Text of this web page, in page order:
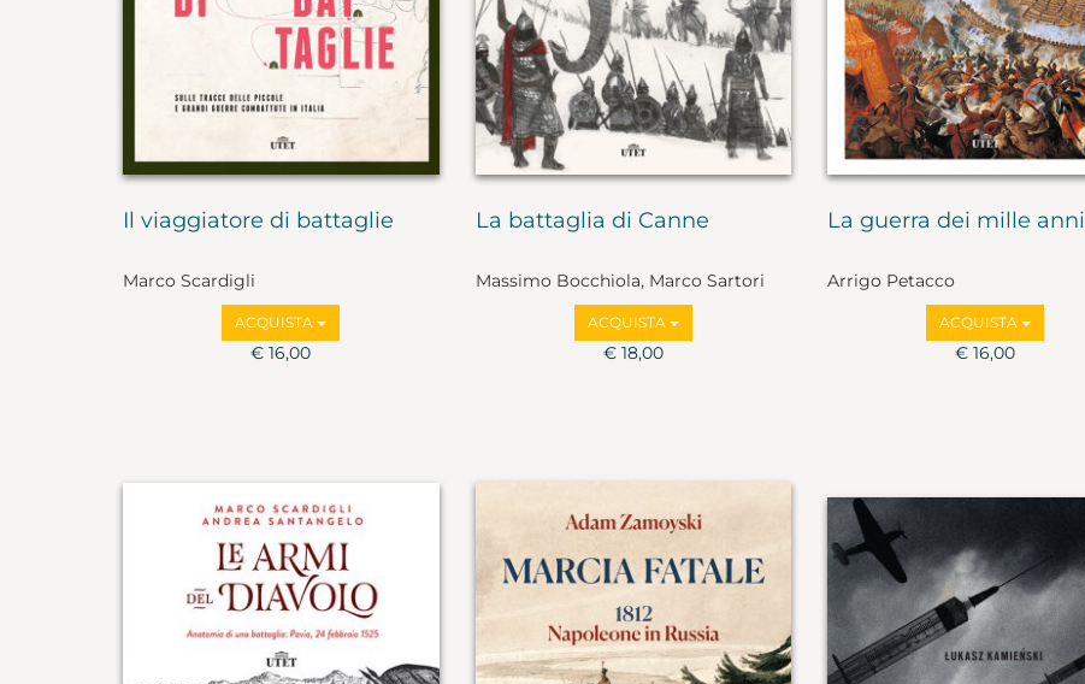
Il viaggiatore di battaglie
Marco Scardigli
ACQUISTA
€ 16,00
La battaglia di Canne
Massimo Bocchiola, Marco Sartori
ACQUISTA
€ 18,00
La guerra dei mille anni
Arrigo Petacco
ACQUISTA
€ 16,00